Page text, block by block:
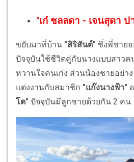
"เก๋ ชลลดา - เจนสุดา ป
ขยับมาที่บ้าน "สิริสันต์" ซึ่งพี่ชายอ
ปัจจุบันใช้ชีวิตคู่กับนางแบบสาวค
หวานใจคนเก่ง ส่วนน้องชายอย่าง
แต่งงานกับสมาชิก "แก๊งนางฟ้า"
โต" ปัจจุบันมีลูกชายด้วยกัน 2 คน